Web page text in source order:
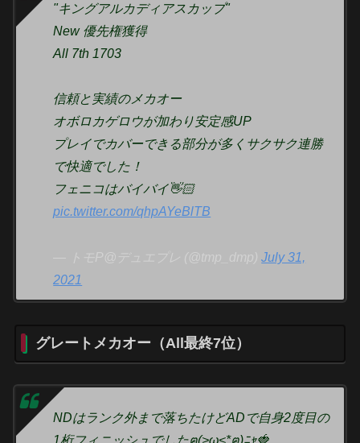
"キングアルカディアスカップ"
New 優先権獲得
All 7th 1703
信頼と実績のメカオー
オボロカゲロウが加わり安定感UP
プレイでカバーできる部分が多くサクサク連勝
で快適でした！
フェニコはバイバイ👋🏻
pic.twitter.com/qhpAYeBlTB
— トモP@デュエプレ (@tmp_dmp)July 31,
2021
グレートメカオー（All最終7位）
NDはランク外まで落ちたけどADで自身2度目の